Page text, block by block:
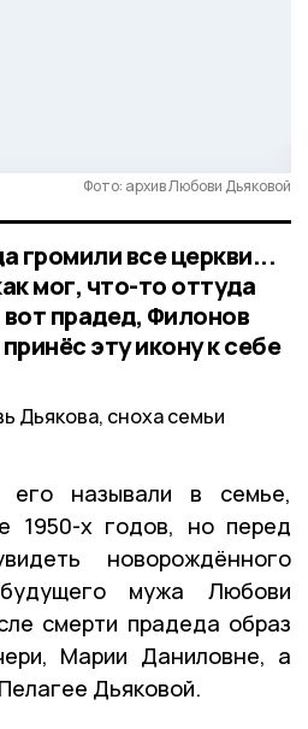
Фото: архив Любови Дьяковой
громили все церкви...
мог, что-то оттуда
прадед, Филонов
эту икону к себе
Дьякова, сноха семьи
называли в семье,
1950-х годов, но перед
новорождённого
мужа Любови
смерти прадеда образ
Марии Даниловне, а
Дьяковой.